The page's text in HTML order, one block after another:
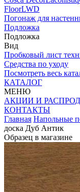
FloorLWD
Погонаж для
Подложка
Подложка
Вид
Пробковый лист
Средства по уходу
Посмотреть весь
КАТАЛОГ
МЕНЮ
АКЦИИ И
КОНТАКТЫ
Главная Напольные
доска Дуб Антик
Образец в магазине